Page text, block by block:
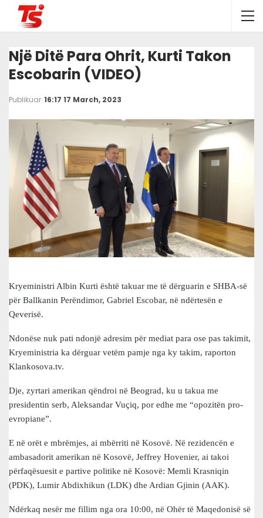
Një Ditë Para Ohrit, Kurti Takon
Escobarin (VIDEO)
Publikuar 16:17 17 March, 2023
Kryeministri Albin Kurti është takuar me të dërguarin e SHBA-së
për Ballkanin Perëndimor, Gabriel Escobar, në ndërtesën e
Qeverisë.
Ndonëse nuk pati ndonjë adresim për mediat para ose pas takimit,
Kryeministria ka dërguar vetëm pamje nga ky takim, raporton
Klankosova.tv.
Dje, zyrtari amerikan qëndroi në Beograd, ku u takua me
presidentin serb, Aleksandar Vuçiq, por edhe me “opozitën pro-
evropiane”.
E në orët e mbrëmjes, ai mbërriti në Kosovë. Në rezidencën e
ambasadorit amerikan në Kosovë, Jeffrey Hovenier, ai takoi
përfaqësuesit e partive politike në Kosovë: Memli Krasniqin
(PDK), Lumir Abdixhikun (LDK) dhe Ardian Gjinin (AAK).
Ndërkaq nesër me fillim nga ora 10:00, në Ohër të Maqedonisë së